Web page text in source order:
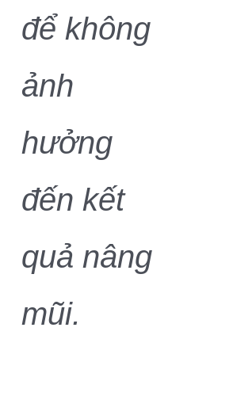
để không
ảnh
hưởng
đến kết
quả nâng
mũi.